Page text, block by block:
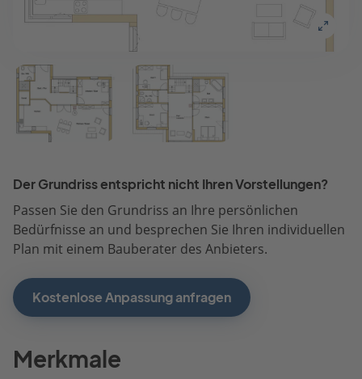
Der Grundriss entspricht nicht Ihren Vorstellungen?
Passen Sie den Grundriss an Ihre persönlichen
Bedürfnisse an und besprechen Sie Ihren individuellen
Plan mit einem Bauberater des Anbieters.
Kostenlose Anpassung anfragen
Merkmale